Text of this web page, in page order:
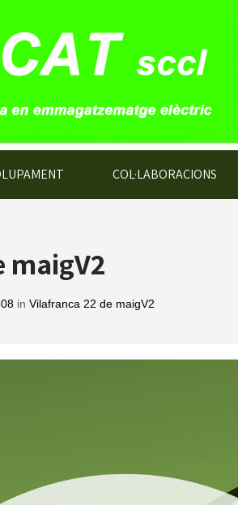
COL·LABORACIONS
maigV2
in Vilafranca 22 de maigV2